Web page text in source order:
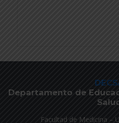
Departamento de
Facultad de Medicina –